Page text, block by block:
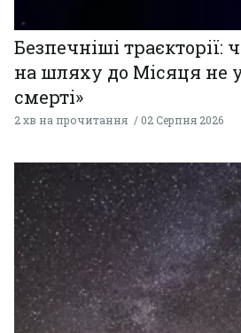
Безпечніші траєкторії:
на шляху до Місяця не
смерті»
2 хв на прочитання 02 Серпня 2026